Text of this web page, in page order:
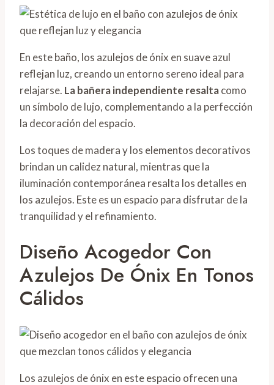
En este baño, los azulejos de ónix en suave azul
reflejan luz, creando un entorno sereno ideal para
relajarse. La bañera independiente resaltacomo
un símbolo de lujo, complementando a la perfección
la decoración del espacio.
Los toques de madera y los elementos decorativos
brindan un calidez natural, mientras que la
iluminación contemporánea resalta los detalles en
los azulejos. Este es un espacio para disfrutar de la
tranquilidad y el refinamiento.
Diseño Acogedor Con
Azulejos De Ónix En Tonos
Cálidos
Los azulejos de ónix en este espacio ofrecen una